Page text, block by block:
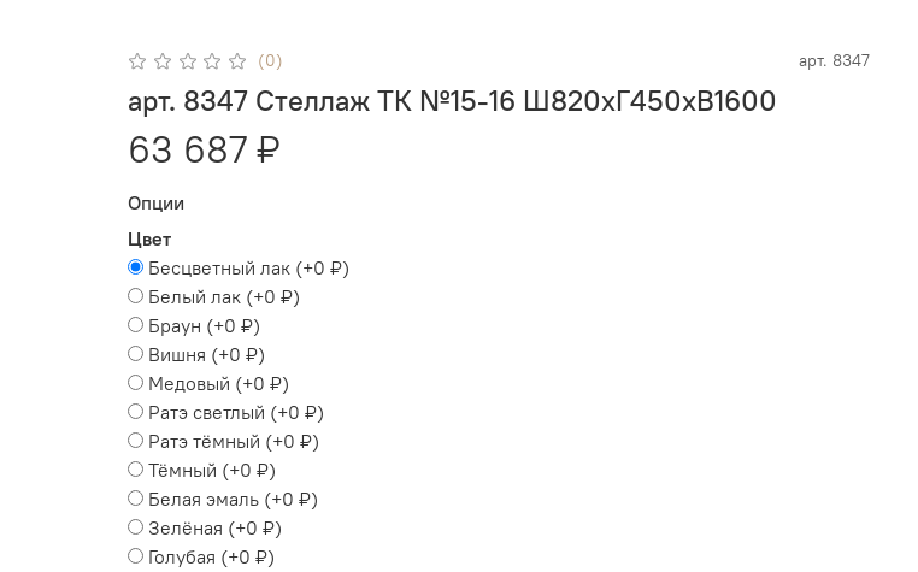
(0) арт. 8347
арт. 8347 Стеллаж ТК №15-16 Ш820хГ450хВ1600
63 687 ₽
Опции
Цвет
Бесцветный лак (+0 ₽)
Белый лак (+0 ₽)
Браун (+0 ₽)
Вишня (+0 ₽)
Медовый (+0 ₽)
Ратэ светлый (+0 ₽)
Ратэ тёмный (+0 ₽)
Тёмный (+0 ₽)
Белая эмаль (+0 ₽)
Зелёная (+0 ₽)
Голубая (+0 ₽)